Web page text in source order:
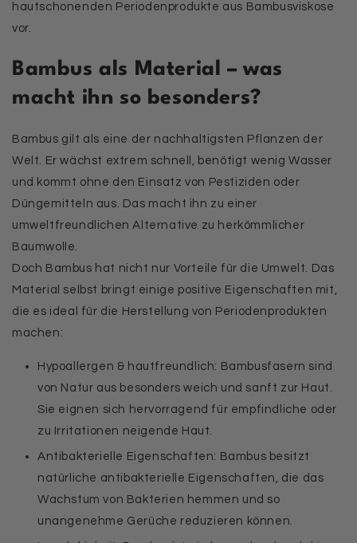
hautschonenden Periodenprodukte aus Bambusviskose
vor.
Bambus als Material – was
macht ihn so besonders?
Bambus gilt als eine der nachhaltigsten Pflanzen der
Welt. Er wächst extrem schnell, benötigt wenig Wasser
und kommt ohne den Einsatz von Pestiziden oder
Düngemitteln aus. Das macht ihn zu einer
umweltfreundlichen Alternative zu herkömmlicher
Baumwolle.
Doch Bambus hat nicht nur Vorteile für die Umwelt. Das
Material selbst bringt einige positive Eigenschaften mit,
die es ideal für die Herstellung von Periodenprodukten
machen:
Hypoallergen & hautfreundlich: Bambusfasern sind
von Natur aus besonders weich und sanft zur Haut.
Sie eignen sich hervorragend für empfindliche oder
zu Irritationen neigende Haut.
Antibakterielle Eigenschaften: Bambus besitzt
natürliche antibakterielle Eigenschaften, die das
Wachstum von Bakterien hemmen und so
unangenehme Gerüche reduzieren können.